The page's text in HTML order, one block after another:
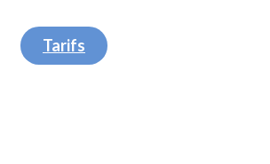
Tarifs